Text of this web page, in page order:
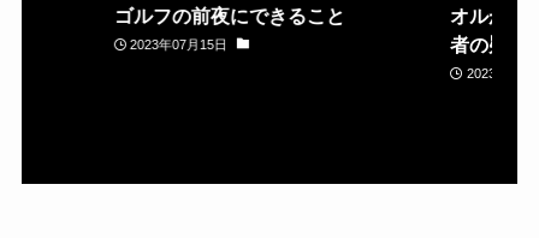
ゴルフの前夜にできること
2023年07月15日
オルが置
者の疑問
2023年05月